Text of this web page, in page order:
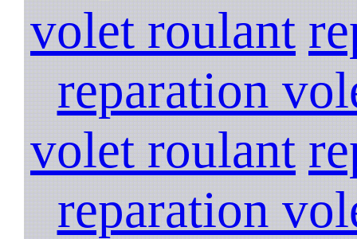
volet roulant
reparation
volet roulant
reparation